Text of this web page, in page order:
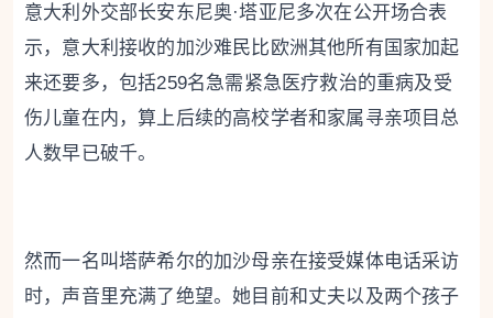
意大利外交部长安东尼奥·塔亚尼多次在公开场合表
示，意大利接收的加沙难民比欧洲其他所有国家加起
来还要多，包括259名急需紧急医疗救治的重病及受
伤儿童在内，算上后续的高校学者和家属寻亲项目总
人数早已破千。
然而一名叫塔萨希尔的加沙母亲在接受媒体电话采访
时，声音里充满了绝望。她目前和丈夫以及两个孩子